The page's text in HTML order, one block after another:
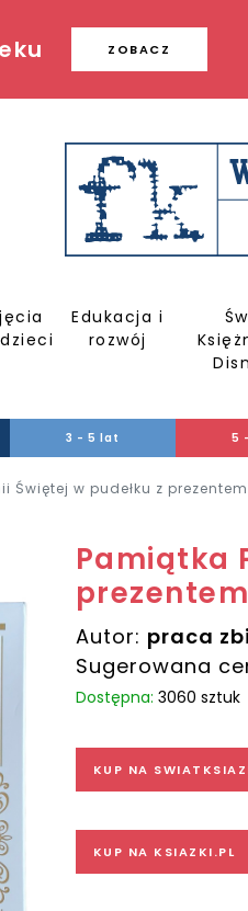
ZOBACZ
Edukacja i
rozwój
3 - 5 lat 5
Świętej w pudełku z
Pamiątka
Autor: praca
Sugerowana
Dostępna: 3060 sztuk
KUP NA
KUP NA KSIAZKI.PL